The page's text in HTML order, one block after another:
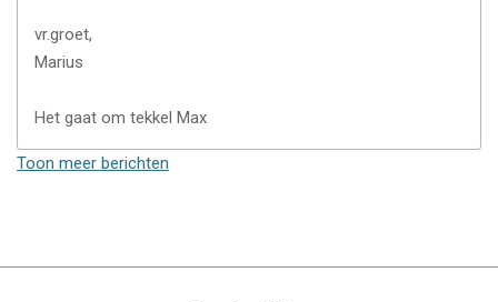
vr.groet,
Marius
Het gaat om tekkel Max
Toon meer berichten